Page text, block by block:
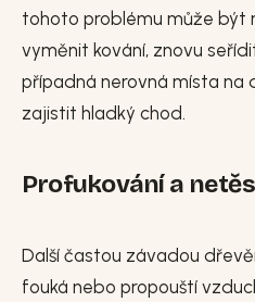
tohoto problému může být
vyměnit kování, znovu
případná nerovná místa na
zajistit hladký chod.
Profukování a
Další častou závadou
fouká nebo propouští